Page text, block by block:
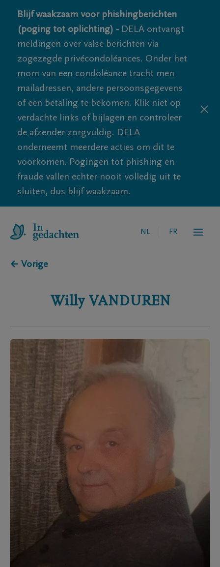
Blijf waakzaam voor phishingberichten
(poging tot oplichting) - DELA ontvangt
meldingen over valse berichten via
zogezegde privécondoléances. Onder het
mom van een condoléance tracht men
mailadressen, andere persoonsgegevens
of een betaling te bekomen. Klik niet op
verdachte links of bijlagen en controleer
de afzender zorgvuldig. DELA
onderneemt meerdere acties om dit te
voorkomen. Pogingen tot phishing en
fraude vallen echter nooit volledig uit te
sluiten, dus blijf waakzaam.
NL FR
← Vorige
Willy VANDUREN